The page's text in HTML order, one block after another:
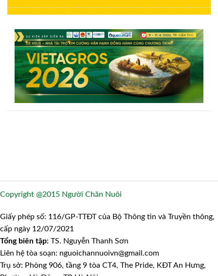
Copyright @2015 Người Chăn Nuôi
Giấy phép số: 116/GP-TTĐT của Bộ Thông tin và Truyền thông,
cấp ngày 12/07/2021
Tổng biên tập: TS. Nguyễn Thanh Sơn
Liên hệ tòa soạn: nguoichannuoivn@gmail.com
Trụ sở: Phòng 906, tầng 9 tòa CT4, The Pride, KĐT An Hưng,